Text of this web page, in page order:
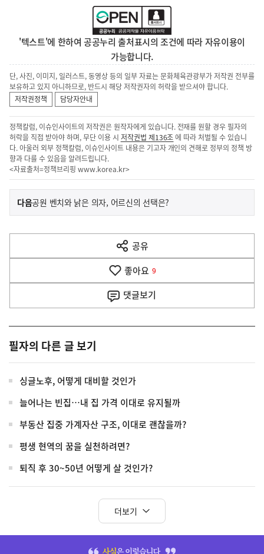
'텍스트'에 한하여 공공누리 출처표시의 조건에 따라 자유이용이
가능합니다.
단, 사진, 이미지, 일러스트, 동영상 등의 일부 자료는 문화체육관광부가 저작권 전부를
보유하고 있지 아니하므로, 반드시 해당 저작권자의 허락을 받으셔야 합니다.
저작권정책
담당자안내
정책칼럼, 이슈인사이트의 저작권은 원작자에게 있습니다. 전재를 원할 경우 필자의
허락을 직접 받아야 하며, 무단 이용 시 저작권법 제136조에 따라 처벌될 수 있습니
다. 아울러 외부 정책칼럼, 이슈인사이트 내용은 기고자 개인의 견해로 정부의 정책 방
향과 다를 수 있음을 알려드립니다.
<자료출처=정책브리핑 www.korea.kr>
이
전
다
음
다음기
공원 벤치와 낡은 의자, 어르신의 선택은?
공유
열
기
좋아요 9
댓글보기
필자의 다른 글 보기
싱글노후, 어떻게 대비할 것인가
늘어나는 빈집…내 집 가격 이대로 유지될까
부동산 집중 가계자산 구조, 이대로 괜찮을까?
평생 현역의 꿈을 실천하려면?
퇴직 후 30~50년 어떻게 살 것인가?
더보기